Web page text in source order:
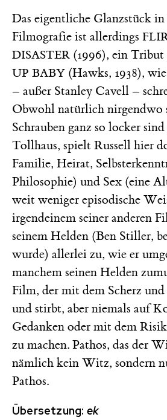
Das eigentliche Glanzstück in
Filmografie ist allerdings
DISASTER (1996), ein Tribut
UP BABY (Hawks, 1938),
– außer Stanley Cavell –
Obwohl natürlich nirgendwo
Schrauben ganz so locker
Tollhaus, spielt Russell hier
Familie, Heirat,
Philosophie) und Sex (eine
weit weniger episodische
irgendeinem seiner anderen
seinem Helden (Ben Stiller,
wurde) allerlei zu, wie er
manchem seinen Helden
Film, der mit dem Scherz
und stirbt, aber niemals auf
Gedanken oder mit dem
zu machen. Pathos, das der
nämlich kein Witz, sondern
Pathos.
Übersetzung: ek